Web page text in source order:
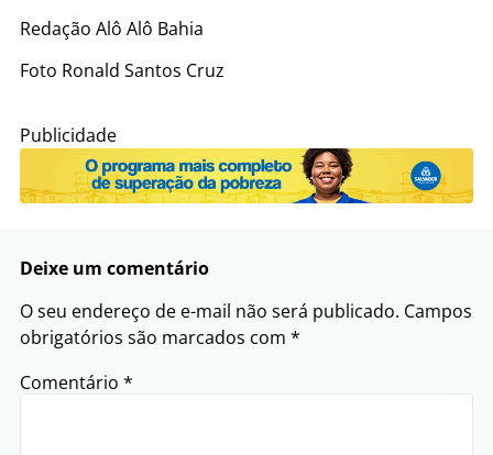
Redação Alô Alô Bahia
Foto Ronald Santos Cruz
Publicidade
Deixe um comentário
O seu endereço de e-mail não será publicado. Campos
obrigatórios são marcados com *
Comentário *